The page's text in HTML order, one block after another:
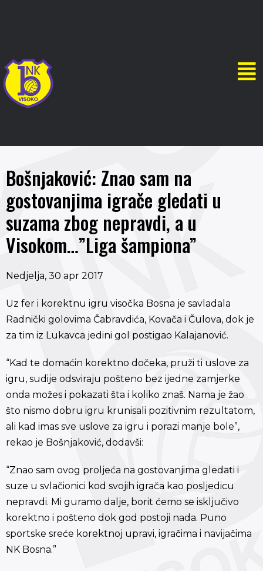
Bošnjaković: Znao sam na
gostovanjima igrače gledati u
suzama zbog nepravdi, a u
Visokom…”Liga šampiona”
Nedjelja, 30 apr 2017
Uz fer i korektnu igru visočka Bosna je savladala
Radnički golovima Čabravdića, Kovača i Čulova, dok je
za tim iz Lukavca jedini gol postigao Kalajanović.
“Kad te domaćin korektno dočeka, pruži ti uslove za
igru, sudije odsviraju pošteno bez ijedne zamjerke
onda možes i pokazati šta i koliko znaš. Nama je žao
što nismo dobru igru krunisali pozitivnim rezultatom,
ali kad imas sve uslove za igru i porazi manje bole”,
rekao je Bošnjaković, dodavši:
“Znao sam ovog proljeća na gostovanjima gledati i
suze u svlačionici kod svojih igrača kao posljedicu
nepravdi. Mi guramo dalje, borit ćemo se isključivo
korektno i pošteno dok god postoji nada. Puno
sportske sreće korektnoj upravi, igračima i navijačima
NK Bosna.”